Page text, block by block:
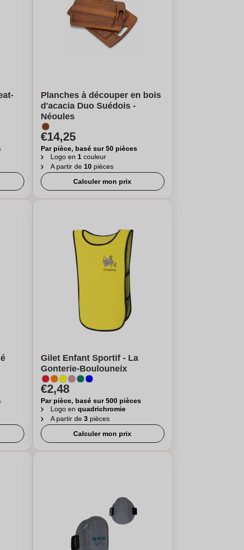
Planches à découper en bois
d'acacia Duo Suédois -
Néoules
€14,25
Par pièce, basé sur 50 pièces
Logo en 1couleur
A partir de 10pièces
Calculer mon prix
Gilet Enfant Sportif - La
Gonterie-Boulouneix
€2,48
Par pièce, basé sur 500 pièces
Logo en quadrichromie
A partir de 3pièces
Calculer mon prix